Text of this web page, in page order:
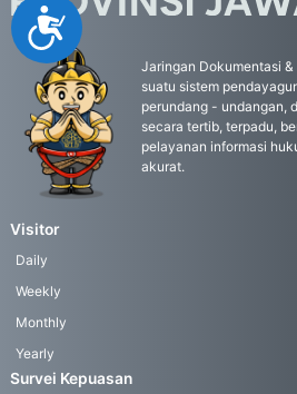
Accessibility
Jaringan Dokumentasi
suatu sistem
perundang - undangan,
secara tertib, terpadu,
pelayanan informasi
akurat.
Visitor
Daily
Weekly
Monthly
Yearly
Survei Kepuasan